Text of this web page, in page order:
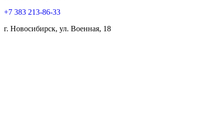
+7 383 213-86-33
г. Новосибирск, ул. Военная, 18